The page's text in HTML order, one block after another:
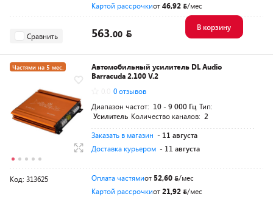
Картой рассрочкиот46,92 /мес
Сравнить 563.00
В корзину
Частями на 5 мес.
Автомобильный усилитель DL Audio
Barracuda 2.100 V.2
0 отзывов
Диапазон частот: 10 - 9 000 Гц Тип:
Усилитель Количество каналов: 2
Заказать в магазин - 11 августа
Доставка курьером - 11 августа
Код: 313625 Оплата частямиот 52,60
/мес
Картой рассрочкиот21,92 /мес